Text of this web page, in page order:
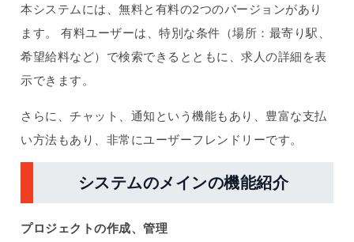
本システムには、無料と有料の2つのバージョンがあり
ます。 有料ユーザーは、特別な条件（場所：最寄り駅、
希望給料など）で検索できるとともに、求人の詳細を表
示できます。
さらに、チャット、通知という機能もあり、豊富な支払
い方法もあり、非常にユーザーフレンドリーです。
システムのメインの機能紹介
プロジェクトの作成、管理